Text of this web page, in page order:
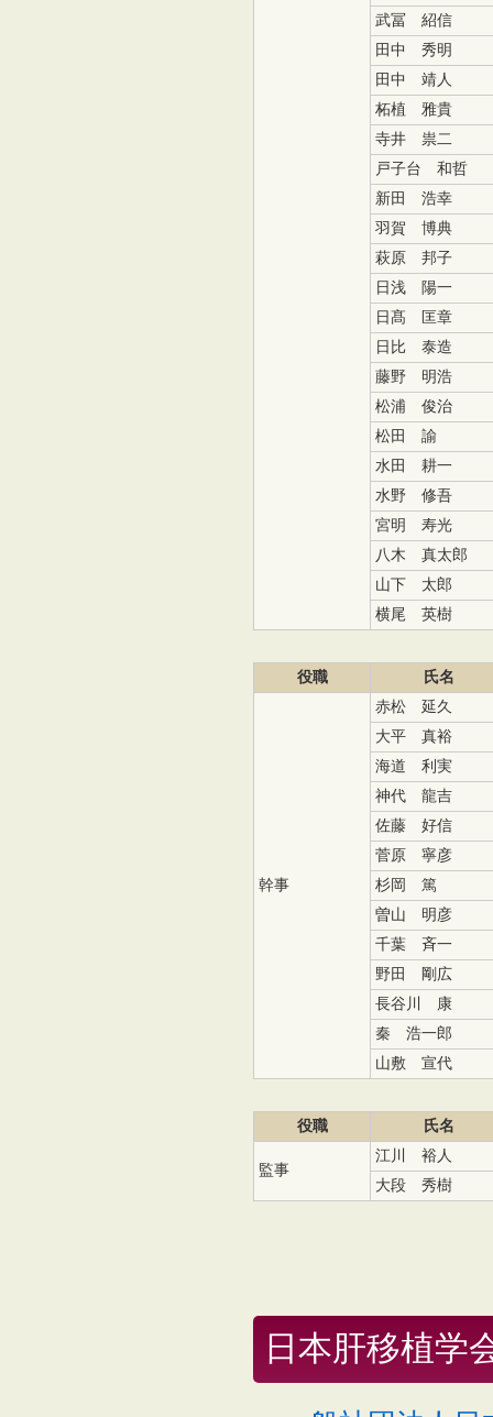
武冨 紹信
田中 秀明
田中 靖人
柘植 雅貴
寺井 祟二
戸子台 和哲
新田 浩幸
羽賀 博典
萩原 邦子
日浅 陽一
日髙 匡章
日比 泰造
藤野 明浩
松浦 俊治
松田 諭
水田 耕一
水野 修吾
宮明 寿光
八木 真太郎
山下 太郎
横尾 英樹
役職 氏名
幹事
赤松 延久
大平 真裕
海道 利実
神代 龍吉
佐藤 好信
菅原 寧彦
杉岡 篤
曽山 明彦
千葉 斉一
野田 剛広
長谷川 康
秦 浩一郎
山敷 宣代
役職 氏名
監事
江川 裕人
大段 秀樹
日本肝移植学